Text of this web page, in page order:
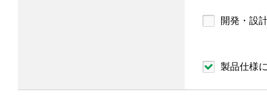
開発・設
製品仕様